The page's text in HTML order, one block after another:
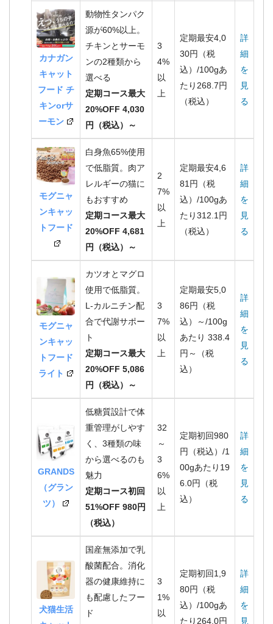
カナガン
キャット
フード チ
キンorサ
ーモン
動物性タンパク
源が60%以上。
チキンとサーモ
ンの2種類から
選べる
定期コース最大
20%OFF 4,030
円（税込）～
3
4%
以
上
定期最安4,0
30円（税
込）/100gあ
たり268.7円
（税込）
詳
細
を
見
る
モグニャ
ンキャッ
トフード
白身魚65%使用
で低脂質。肉ア
レルギーの猫に
もおすすめ
定期コース最大
20%OFF 4,681
円（税込）～
2
7%
以
上
定期最安4,6
81円（税
込）/100gあ
たり312.1円
（税込）
詳
細
を
見
る
モグニャ
ンキャッ
トフード
ライト
カツオとマグロ
使用で低脂質。
L-カルニチン配
合で代謝サポー
ト
定期コース最大
20%OFF 5,086
円（税込）～
3
7%
以
上
定期最安5,0
86円（税
込）～/100g
あたり 338.4
円～（税
込）
詳
細
を
見
る
GRANDS
（グラン
ツ）
低糖質設計で体
重管理がしやす
く、3種類の味
から選べるのも
魅力
定期コース初回
51%OFF 980円
（税込）
32
～
3
6%
以
上
定期初回980
円（税込）/1
00gあたり19
6.0円（税
込）
詳
細
を
見
る
犬猫生活
国産無添加で乳
酸菌配合。消化
器の健康維持に
も配慮したフー
ド
3
1%
以
定期初回1,9
80円（税
込）/100gあ
たり264.0円
詳
細
を
見